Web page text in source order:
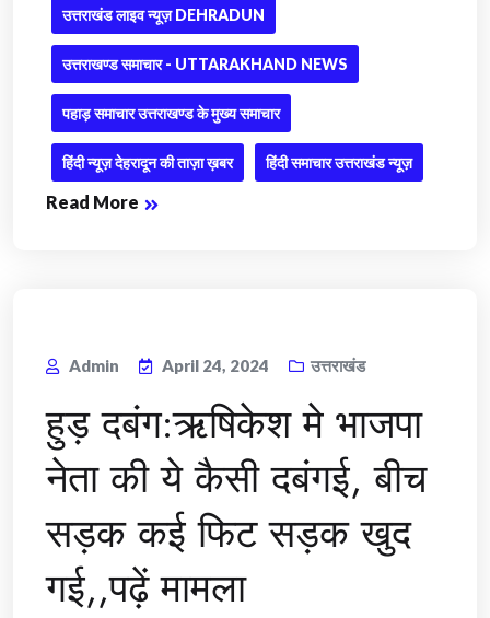
उत्तराखंड लाइव न्यूज़ DEHRADUN
उत्तराखण्ड समाचार - UTTARAKHAND NEWS
पहाड़ समाचार उत्तराखण्ड के मुख्य समाचार
हिंदी न्यूज़ देहरादून की ताज़ा ख़बर हिंदी समाचार उत्तराखंड न्यूज़
Read More
Admin April 24, 2024 उत्तराखंड
हुड़ दबंग:ऋषिकेश मे भाजपा
नेता की ये कैसी दबंगई, बीच
सड़क कई फिट सड़क खुद
गई,,पढ़ें मामला